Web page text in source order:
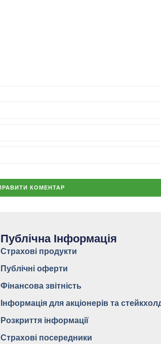
Публічна Інформація
Страхові продукти
Публічні оферти
Фінансова звітність
Інформація для акціонерів та
Розкриття інформації
Страхові посередники